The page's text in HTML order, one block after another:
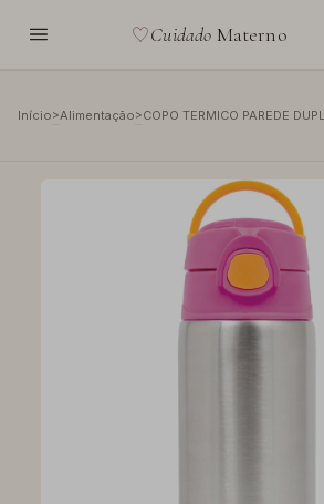
Cuidado Materno
Início>Alimentação>COPO TERMICO PAREDE